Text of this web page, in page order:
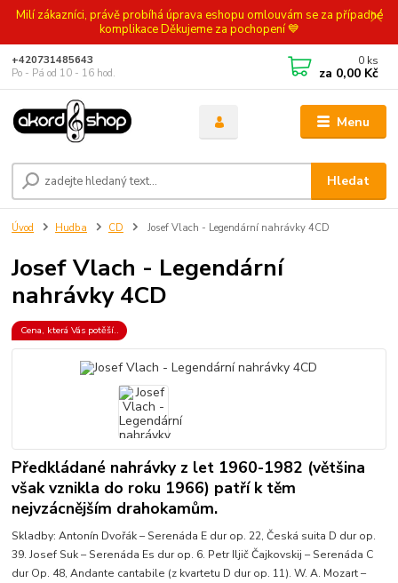
Milí zákazníci, právě probíhá úprava eshopu omlouvám se za případné
komplikace Děkujeme za pochopení 💙
Menu
Hledat
+420731485643
Po - Pá od 10 - 16 hod.
0 ks
za 0,00 Kč
Úvod Hudba CD Josef Vlach - Legendární nahrávky 4CD
Josef Vlach - Legendární
nahrávky 4CD
Cena, která Vás potěší..
Předkládané nahrávky z let 1960-1982 (většina
však vznikla do roku 1966) patří k těm
nejvzácnějším drahokamům.
Skladby: Antonín Dvořák – Serenáda E dur op. 22, Česká suita D dur op.
39. Josef Suk – Serenáda Es dur op. 6. Petr Iljič Čajkovskij – Serenáda C
dur Op. 48, Andante cantabile (z kvartetu D dur op. 11). W. A. Mozart –